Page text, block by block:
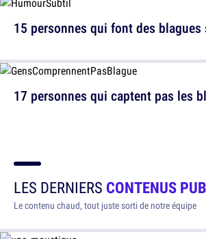
15 personnes qui font des
17 personnes qui captent pas les
LES DERNIERS CONTENUS
Le contenu chaud, tout juste sorti de notre équipe